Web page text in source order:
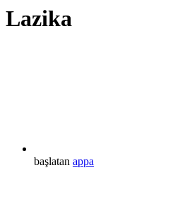
Lazika
başlatan appa